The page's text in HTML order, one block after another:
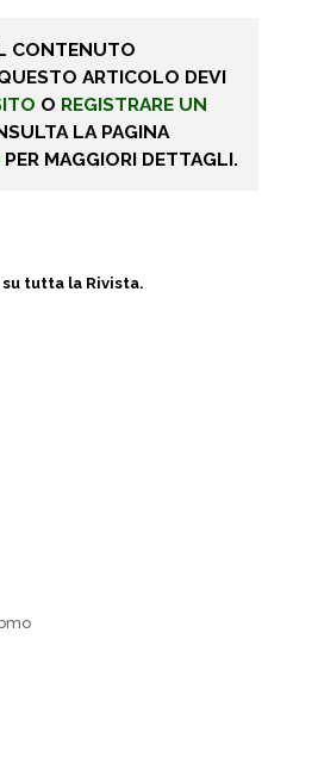
CONTENUTO
ARTICOLO DEVI
O REGISTRARE UN
LA PAGINA
PER MAGGIORI DETTAGLI.
su tutta la Rivista.